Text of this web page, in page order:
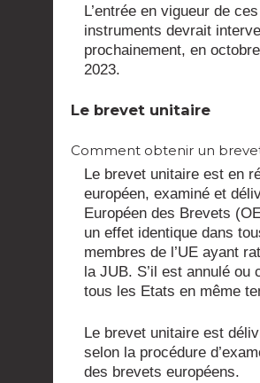
L’entrée en vigueur de
instruments devrait
prochainement, en
2023.
Le brevet unitaire
Comment obtenir un
Le brevet unitaire est en
européen, examiné et
Européen des Brevets
un effet identique dans
membres de l’UE ayant
la JUB. S’il est annulé ou
tous les Etats en même
Le brevet unitaire est
selon la procédure
des brevets européens.